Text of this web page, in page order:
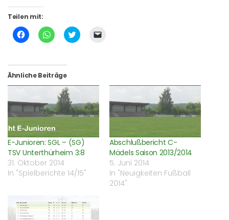
Teilen mit:
Klick,
um
teilen
(Wird
in
neuem
Klicken,
um
teilen
(Wird
in
neuem
Fenster
geöffnet)
Klick,
um
neuem
geöffnet)
Mail
senden
(Wird
neuem
Fenster
geöffnet)
Ähnliche Beiträge
E-Junioren: SGL – (SG)
TSV Unterthürheim 3:8
31. Oktober 2014
In "Spielberichte 14/15"
Abschlußbericht C-
Mädels Saison 2013/2014
5. Juni 2014
In "Neuigkeiten Fußball
2014"